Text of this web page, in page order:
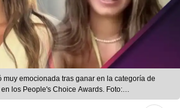
muy emocionada tras ganar en la categoría de
los People's Choice Awards. Foto:
Instagram